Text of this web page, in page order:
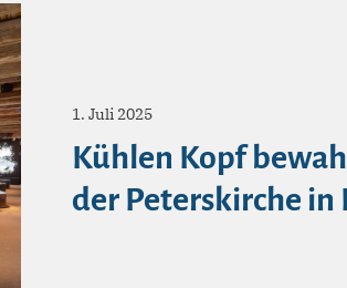
1. Juli 2025
Kühlen Kopf
der Peterskirche